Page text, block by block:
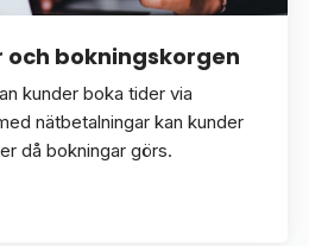
bokningskorgen
kunder boka tider via
nätbetalningar kan kunder
då bokningar görs.